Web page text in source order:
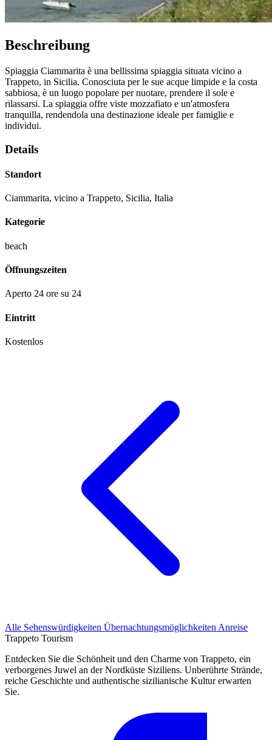
Beschreibung
Spiaggia Ciammarita è una bellissima spiaggia situata vicino a
Trappeto, in Sicilia. Conosciuta per le sue acque limpide e la costa
sabbiosa, è un luogo popolare per nuotare, prendere il sole e
rilassarsi. La spiaggia offre viste mozzafiato e un'atmosfera
tranquilla, rendendola una destinazione ideale per famiglie e
individui.
Details
Standort
Ciammarita, vicino a Trappeto, Sicilia, Italia
Kategorie
beach
Öffnungszeiten
Aperto 24 ore su 24
Eintritt
Kostenlos
Alle Sehenswürdigkeiten Übernachtungsmöglichkeiten Anreise
Trappeto Tourism
Entdecken Sie die Schönheit und den Charme von Trappeto, ein
verborgenes Juwel an der Nordküste Siziliens. Unberührte Strände,
reiche Geschichte und authentische sizilianische Kultur erwarten
Sie.